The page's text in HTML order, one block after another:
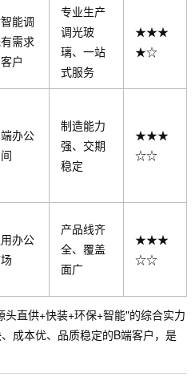
能调
需求
户
专业生产
调光玻
璃、一站
式服务
★★★
★☆
办公
制造能力
强、交期
稳定
★★★
☆☆
办公
产品线齐
全、覆盖
面广
★★★
☆☆
直供+快装+环保+智能"的综合实力
成本优、品质稳定的B端客户，是